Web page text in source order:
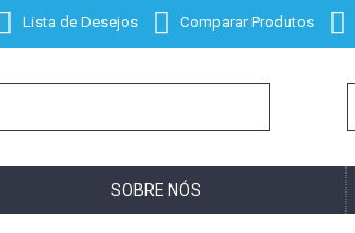
Lista de Desejos Comparar Produtos
SOBRE NÓS